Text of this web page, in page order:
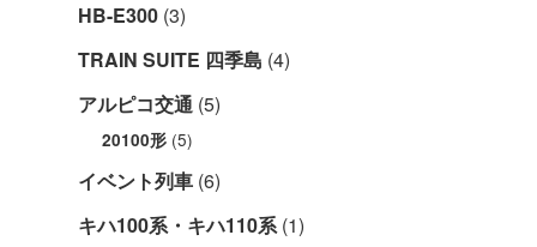
HB-E300 (3)
TRAIN SUITE 四季島 (4)
アルピコ交通 (5)
20100形 (5)
イベント列車 (6)
キハ100系・キハ110系(1)